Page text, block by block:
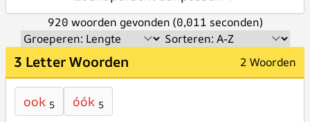
920 woorden gevonden (0,011 seconden)
3 Letter Woorden 2 Woorden
ook 5 óók 5